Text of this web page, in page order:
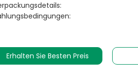
Erhalten Sie Besten Preis